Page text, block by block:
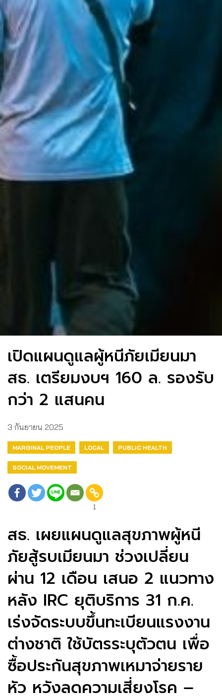
เปิดแผนดูแลผู้หนีภัยเมียนมา
สธ. เตรียมงบฯ 160 ล. รองรับ
กว่า 2 แสนคน
3 กันยายน 2025
MARGINAL PEOPLE LOCAL PUBLIC HEALTH
SOCIAL MOVEMENT
1
สธ. เผยแผนดูแลสุขภาพผู้หนี
ภัยสู้รบเมียนมา ช่วงเปลี่ยน
ผ่าน 12 เดือน เสนอ 2 แนวทาง
หลัง IRC ยุติบริการ 31 ก.ค.
เร่งจัดระบบขึ้นทะเบียนแรงงาน
ต่างชาติ ใช้บัตรระบุตัวตน เพื่อ
ซื้อประกันสุขภาพเหมาจ่ายราย
หัว หวังลดความเสี่ยงโรค –